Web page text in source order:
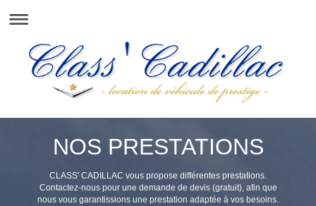
NOS PRESTATIONS
CLASS' CADILLAC vous propose différentes prestations.
Contactez-nous pour une demande de devis (gratuit), afin que
nous vous garantissions une prestation adaptée à vos besoins.